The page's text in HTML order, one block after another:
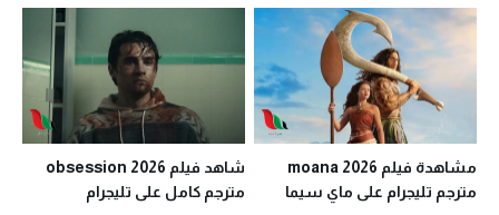
مشاهدة فيلم moana 2026
مترجم تليجرام على ماي سيما
شاهد فيلم obsession 2026
مترجم كامل على تليجرام